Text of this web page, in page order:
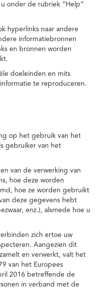
onder de rubriek “Help”
hyperlinks naar andere
informatiebronnen
en bronnen worden
doeleinden en mits
te reproduceren.
op het gebruik van het
gebruiker van het
van de verwerking van
hoe deze worden
hoe ze worden gebruikt
deze gegevens hebt
enz.), alsmede hoe u
zich ertoe uw
Aangezien dit
en verwerkt, valt het
van het Europees
2016 betreffende de
in verband met de